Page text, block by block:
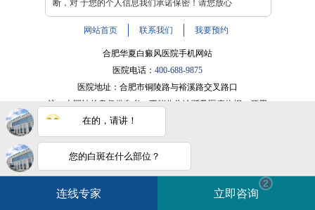
断，对 于您的个人信息我们承诺保密！请您放心
网站首页 联系我们 我要预约
合肥华夏白癜风医院手机网站
医院电话： 400-688-9875
医院地址：合肥市铜陵路与裕溪路交叉路口
注：本网站信息仅供参考，不能作为诊断及医疗依据，服用
药物或进行治疗时请遵医嘱。如有转载或引用文章涉及版权
问题，请与我们联系。
皖ICP备16014022号-9
皖公网安备 34010202600947号
在的，请讲！
您的白斑在什么部位？
连线专家 立即咨询
2
白斑在线问医生
如何快速治好白癜风？
电话咨询 在线咨询